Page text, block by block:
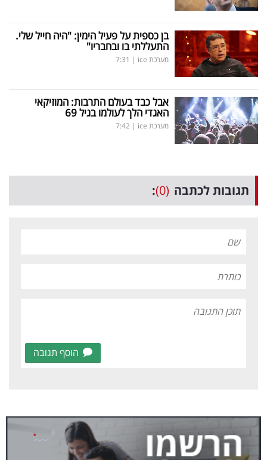
בן כספית על פעיל הימין: "היה חייל שלי.
התעללתי בו ובחבריו"
מערכת ice |
7:31
אבל כבד בעולם התרבות: המוזיקאי
האגדי הלך לעולמו בגיל 69
מערכת ice |
7:42
תגובות לכתבה (0)
:
הוסף תגובה